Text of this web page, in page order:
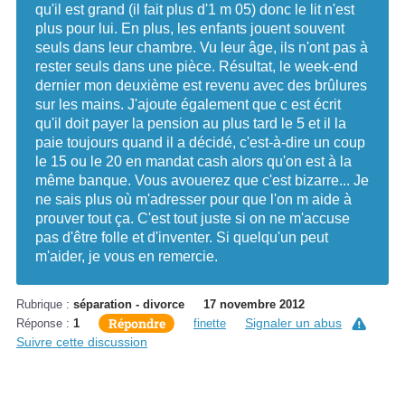
qu'il est grand (il fait plus d'1 m 05) donc le lit n'est
plus pour lui. En plus, les enfants jouent souvent
seuls dans leur chambre. Vu leur âge, ils n'ont pas à
rester seuls dans une pièce. Résultat, le week-end
dernier mon deuxième est revenu avec des brûlures
sur les mains. J'ajoute également que c est écrit
qu'il doit payer la pension au plus tard le 5 et il la
paie toujours quand il a décidé, c'est-à-dire un coup
le 15 ou le 20 en mandat cash alors qu'on est à la
même banque. Vous avouerez que c'est bizarre... Je
ne sais plus où m'adresser pour que l'on m aide à
prouver tout ça. C'est tout juste si on ne m'accuse
pas d'être folle et d'inventer. Si quelqu'un peut
m'aider, je vous en remercie.
Rubrique : séparation - divorce
17 novembre 2012
Réponse : 1 Répondre finette
Signaler un abus
Suivre cette discussion